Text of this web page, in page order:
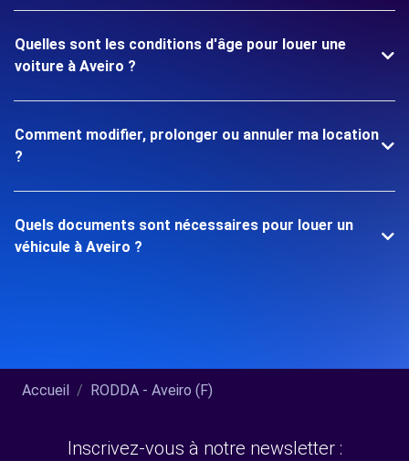
Quelles sont les conditions d'âge pour louer une
voiture à Aveiro ?
Comment modifier, prolonger ou annuler ma location
?
Quels documents sont nécessaires pour louer un
véhicule à Aveiro ?
Accueil RODDA - Aveiro (F)
Inscrivez-vous à notre newsletter :